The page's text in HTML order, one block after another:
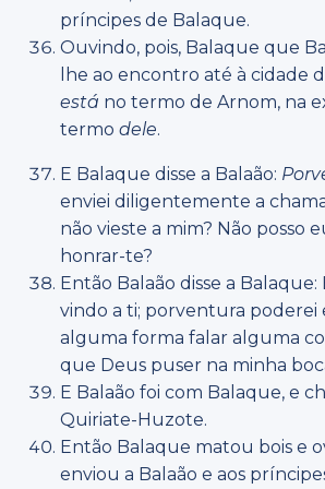
príncipes de Balaque.
Ouvindo, pois, Balaque que
lhe ao encontro até à cidade
está no termo de Arnom, na
termo dele.
E Balaque disse a Balaão:
enviei diligentemente a
não vieste a mim? Não posso
honrar-te?
Então Balaão disse a
vindo a ti; porventura poderei
alguma forma falar alguma
que Deus puser na minha
E Balaão foi com Balaque, e
Quiriate-Huzote.
Então Balaque matou bois e
enviou a Balaão e aos